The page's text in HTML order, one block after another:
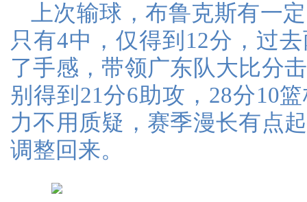
上次输球，布鲁克斯有一
只有4中，仅得到12分，过
了手感，带领广东队大比分
别得到21分6助攻，28分10
力不用质疑，赛季漫长有点
调整回来。